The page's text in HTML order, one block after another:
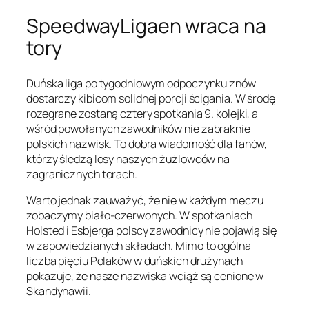
SpeedwayLigaen wraca na
tory
Duńska liga po tygodniowym odpoczynku znów
dostarczy kibicom solidnej porcji ścigania. W środę
rozegrane zostaną cztery spotkania 9. kolejki, a
wśród powołanych zawodników nie zabraknie
polskich nazwisk. To dobra wiadomość dla fanów,
którzy śledzą losy naszych żużlowców na
zagranicznych torach.
Warto jednak zauważyć, że nie w każdym meczu
zobaczymy biało-czerwonych. W spotkaniach
Holsted i Esbjerga polscy zawodnicy nie pojawią się
w zapowiedzianych składach. Mimo to ogólna
liczba pięciu Polaków w duńskich drużynach
pokazuje, że nasze nazwiska wciąż są cenione w
Skandynawii.